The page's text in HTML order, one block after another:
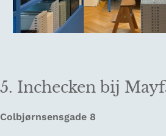
5. Inchecken bij
Colbjørnsensgade 8